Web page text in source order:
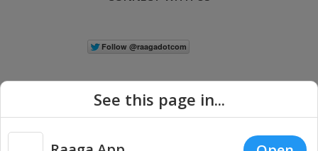
See this page in...